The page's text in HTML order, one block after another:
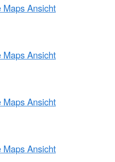
Maps Ansicht
Maps Ansicht
Maps Ansicht
Maps Ansicht